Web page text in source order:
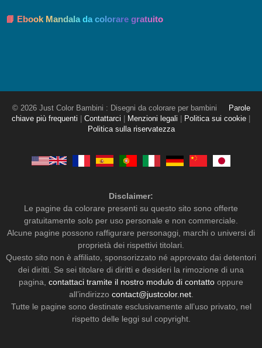
📘 Ebook Mandala da colorare gratuito
© 2026 Just Color Bambini : Disegni da colorare per bambini
Parole
chiave più frequenti
Contattarci Menzioni legali Politica sui cookie
Politica sulla riservatezza
Disclaimer:
Le pagine da colorare presenti su questo sito sono offerte
gratuitamente solo per uso personale e non commerciale.
Alcune pagine possono raffigurare personaggi, marchi o universi di
proprietà dei rispettivi titolari.
Questo sito non è affiliato, sponsorizzato né approvato dai detentori
dei diritti. Se sei titolare di diritti e desideri la rimozione di una
pagina, contattaci tramite il nostro modulo di contatto oppure
all’indirizzo contact@justcolor.net.
Tutte le pagine sono destinate esclusivamente all’uso privato, nel
rispetto delle leggi sul copyright.